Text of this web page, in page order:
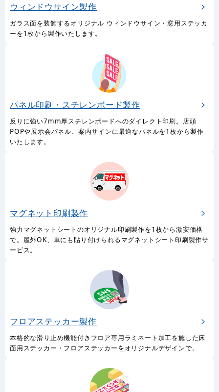
ウィンドウサイン製作
ガラス面を装飾するオリジナル ウィンドウサイン・窓用ステッカ
ーを1枚から製作いたします。
パネル印刷・スチレンボード製作
反りに強い7mm厚スチレンボードへのダイレクト印刷。店頭
POPや展示会パネル、案内サインに最適なパネルを1枚から製作
いたします。
マグネット印刷製作
強力マグネットシートのオリジナル印刷製作を1枚から激安価格
で。屋外OK、車にも貼り付けられるマグネットシート印刷製作サ
ービス。
フロアステッカー製作
本格的な滑り止め機能付きフロア専用ラミネート加工を施した床
面用ステッカー・フロアステッカーをオリジナルデザインで。